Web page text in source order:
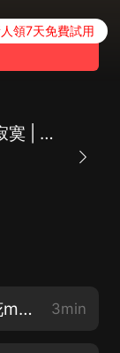
領7天免費試用
李白傳：盛唐，狂人也寂寞 | 長安三萬里 | 唐朝詩人 | 杜甫郭子儀唐玄宗 | 從開元盛世到安史之亂
盛唐，狂人也寂寞：李白傳 /片花mp3 3min